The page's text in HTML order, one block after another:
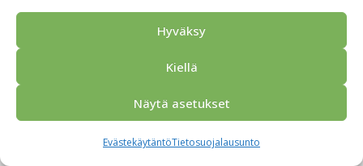
Hyväksy
Kiellä
Näytä asetukset
EvästekäytäntöTietosuojalausunto
Yhteistyökumppanit
Tarjouspyyntö
Anna palautetta
Tietosuojaseloste
© 2026 Porvoo Tours - matkanjärjestäjä / FPW